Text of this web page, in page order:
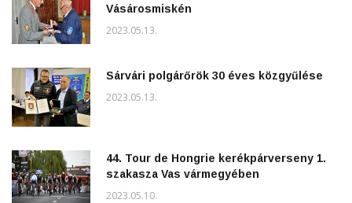
Vásárosmiskén
2023.05.13.
Sárvári polgárőrök 30 éves közgyűlése
2023.05.13.
44. Tour de Hongrie kerékpárverseny 1.
szakasza Vas vármegyében
2023.05.10.